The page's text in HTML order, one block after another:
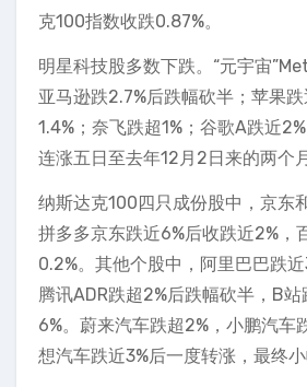
克100指数收跌0.87%。
明星科技股多数下跌。“元宇宙
亚马逊跌2.7%后跌幅砍半；苹果
1.4%；奈飞跌超1%；谷歌A跌近
连涨五日至去年12月2日来的两个
纳斯达克100四只成份股中，京东
拼多多京东跌近6%后收跌近2%，
0.2%。其他个股中，阿里巴巴跌近
腾讯ADR跌超2%后跌幅砍半，B
6%。蔚来汽车跌超2%，小鹏汽车
想汽车跌近3%后一度转涨，最终小